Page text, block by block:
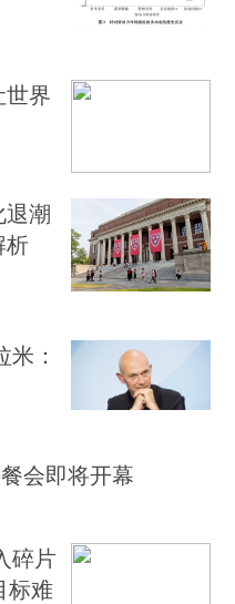
世界
退潮
析
米：
会即将开幕
碎片
标难